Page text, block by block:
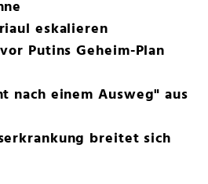
eskalieren
Putins Geheim-Plan
nach einem Ausweg" aus
breitet sich